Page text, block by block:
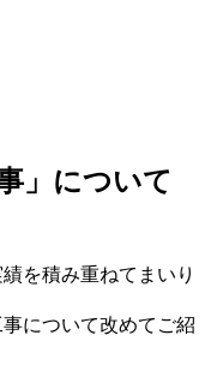
」について
を積み重ねてまいり
について改めてご紹